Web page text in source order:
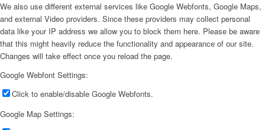
We also use different external services like Google Webfonts, Google Maps,
and external Video providers. Since these providers may collect personal
data like your IP address we allow you to block them here. Please be aware
that this might heavily reduce the functionality and appearance of our site.
Changes will take effect once you reload the page.
Google Webfont Settings:
Click to enable/disable Google Webfonts.
Google Map Settings: